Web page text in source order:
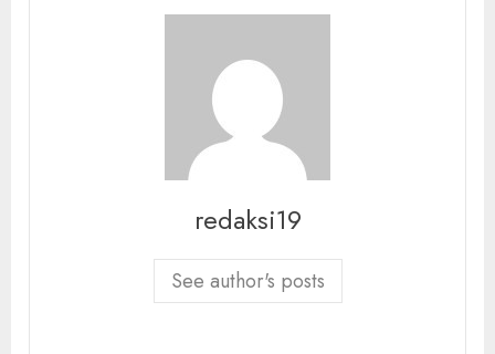
redaksi19
See author's posts